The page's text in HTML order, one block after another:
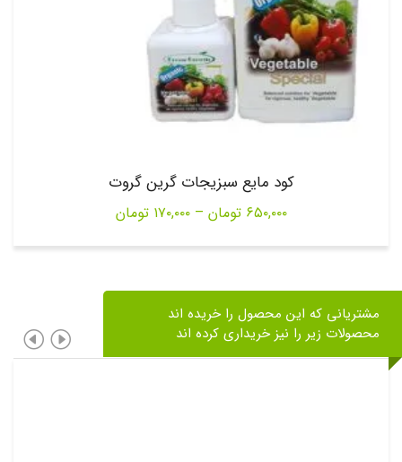
کود مایع سبزیجات گرین گروت
۶۵۰,۰۰۰ تومان – ۱۷۰,۰۰۰ تومانPrice
through
مشتریانی که این محصول را خریده اند
محصولات زیر را نیز خریداری کرده اند